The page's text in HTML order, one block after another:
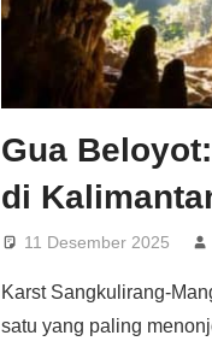
Gua
di
11 Desember 2025
Karst Sangkulirang-
satu yang paling